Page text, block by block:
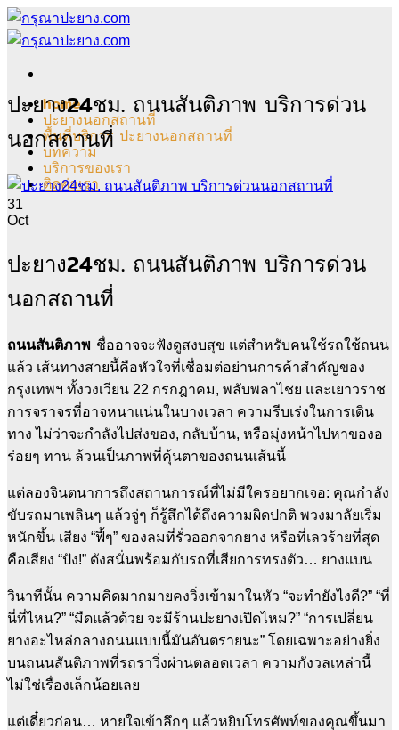
Skip
to
content
home
ปะยางนอกสถานที่
พื้นที่บริการ ปะยางนอกสถานที่
บทความ
บริการของเรา
ติดต่อเรา
ปะยาง24ชม. ถนนสันติภาพ บริการด่วน
นอกสถานที่
31
Oct
ปะยาง24ชม. ถนนสันติภาพ บริการด่วน
นอกสถานที่
ถนนสันติภาพ ชื่ออาจจะฟังดูสงบสุข แต่สำหรับคนใช้รถใช้ถนน
แล้ว เส้นทางสายนี้คือหัวใจที่เชื่อมต่อย่านการค้าสำคัญของ
กรุงเทพฯ ทั้งวงเวียน 22 กรกฎาคม, พลับพลาไชย และเยาวราช
การจราจรที่อาจหนาแน่นในบางเวลา ความรีบเร่งในการเดิน
ทาง ไม่ว่าจะกำลังไปส่งของ, กลับบ้าน, หรือมุ่งหน้าไปหาของอ
ร่อยๆ ทาน ล้วนเป็นภาพที่คุ้นตาของถนนเส้นนี้
แต่ลองจินตนาการถึงสถานการณ์ที่ไม่มีใครอยากเจอ: คุณกำลัง
ขับรถมาเพลินๆ แล้วจู่ๆ ก็รู้สึกได้ถึงความผิดปกติ พวงมาลัยเริ่ม
หนักขึ้น เสียง “ฟี้ๆ” ของลมที่รั่วออกจากยาง หรือที่เลวร้ายที่สุด
คือเสียง “ปัง!” ดังสนั่นพร้อมกับรถที่เสียการทรงตัว… ยางแบน
วินาทีนั้น ความคิดมากมายคงวิ่งเข้ามาในหัว “จะทำยังไงดี?” “ที่
นี่ที่ไหน?” “มืดแล้วด้วย จะมีร้านปะยางเปิดไหม?” “การเปลี่ยน
ยางอะไหล่กลางถนนแบบนี้มันอันตรายนะ” โดยเฉพาะอย่างยิ่ง
บนถนนสันติภาพที่รถราวิ่งผ่านตลอดเวลา ความกังวลเหล่านี้
ไม่ใช่เรื่องเล็กน้อยเลย
แต่เดี๋ยวก่อน… หายใจเข้าลึกๆ แล้วหยิบโทรศัพท์ของคุณขึ้นมา